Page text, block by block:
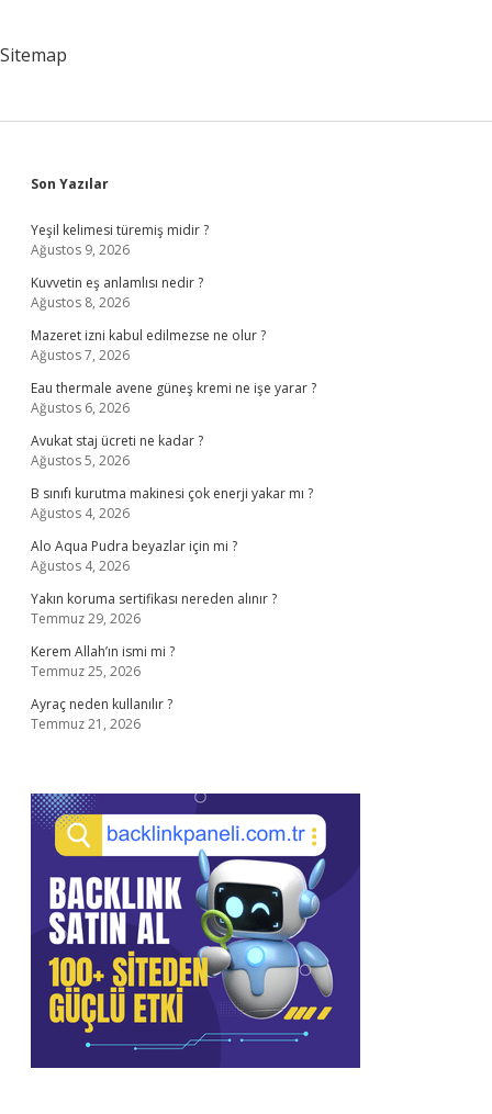
Sitemap
Sidebar
Son Yazılar
Yeşil kelimesi türemiş midir ?
Ağustos 9, 2026
Kuvvetin eş anlamlısı nedir ?
Ağustos 8, 2026
Mazeret izni kabul edilmezse ne olur ?
Ağustos 7, 2026
Eau thermale avene güneş kremi ne işe yarar ?
Ağustos 6, 2026
Avukat staj ücreti ne kadar ?
Ağustos 5, 2026
B sınıfı kurutma makinesi çok enerji yakar mı ?
Ağustos 4, 2026
Alo Aqua Pudra beyazlar için mi ?
Ağustos 4, 2026
Yakın koruma sertifikası nereden alınır ?
Temmuz 29, 2026
Kerem Allah’ın ismi mi ?
Temmuz 25, 2026
Ayraç neden kullanılır ?
Temmuz 21, 2026